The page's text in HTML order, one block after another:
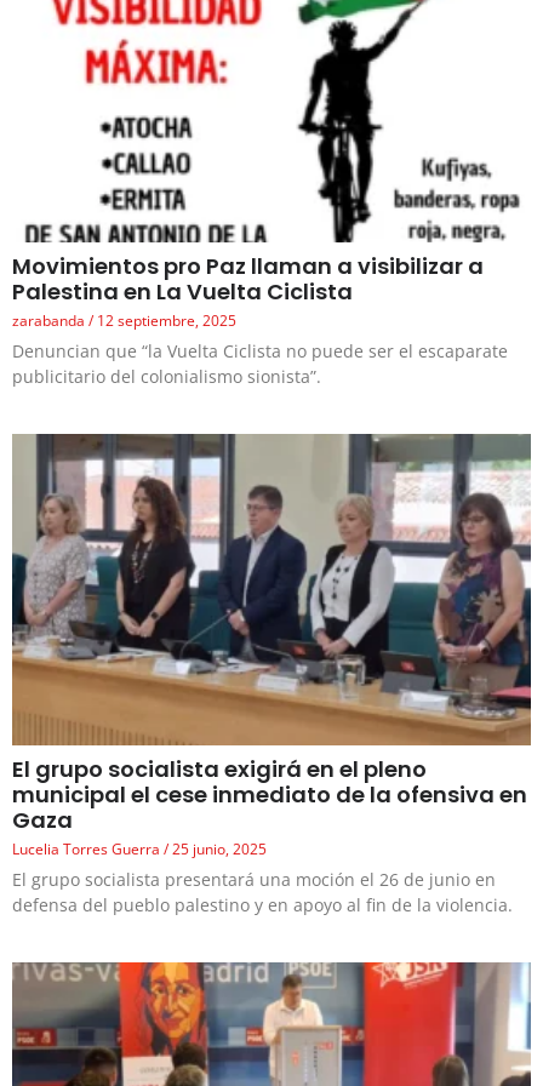
Movimientos pro Paz llaman a visibilizar a
Palestina en La Vuelta Ciclista
zarabanda 12 septiembre, 2025
Denuncian que “la Vuelta Ciclista no puede ser el escaparate
publicitario del colonialismo sionista”.
El grupo socialista exigirá en el pleno
municipal el cese inmediato de la ofensiva en
Gaza
Lucelia Torres Guerra 25 junio, 2025
El grupo socialista presentará una moción el 26 de junio en
defensa del pueblo palestino y en apoyo al fin de la violencia.